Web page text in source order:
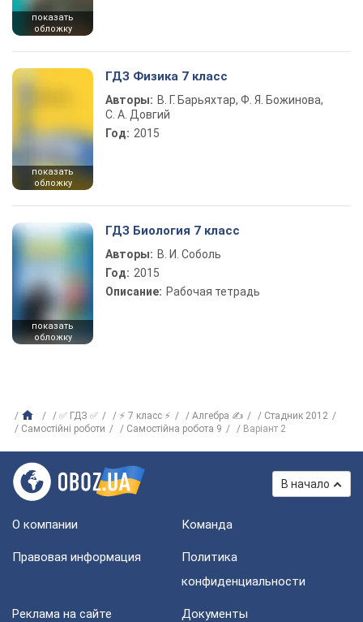
показать
обложку
показать
обложку
ГДЗ Физика 7 класс
Авторы: В. Г. Барьяхтар, Ф. Я. Божинова,
С. А. Довгий
Год: 2015
показать
обложку
ГДЗ Биология 7 класс
Авторы: В. И. Соболь
Год: 2015
Описание: Рабочая тетрадь
✅ ГДЗ ✅ ⚡ 7 класс ⚡ Алгебра ✍
Стадник 2012
Самостійні роботи
Самостійна робота 9 Варіант 2
В начало
О компании Команда
Правовая информация
Политика
конфиденциальности
Реклама на сайте Документы